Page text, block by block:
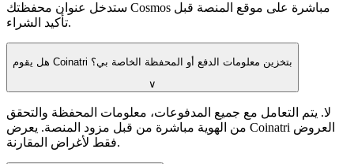
ستدخل عنوان محفظتك Cosmos مباشرة على موقع المنصة قبل
تأكيد الشراء.
هل يقوم Coinatri بتخزين معلومات الدفع أو المحفظة الخاصة بي؟
∨
لا. يتم التعامل مع جميع المدفوعات، معلومات المحفظة والتحقق
من الهوية مباشرة من قبل مزود المنصة. يعرض Coinatri العروض
فقط لأغراض المقارنة.